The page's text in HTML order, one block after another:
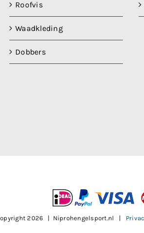
Roofvis
Waadkleding
Dobbers
2026 | Niprohengelsport.nl |